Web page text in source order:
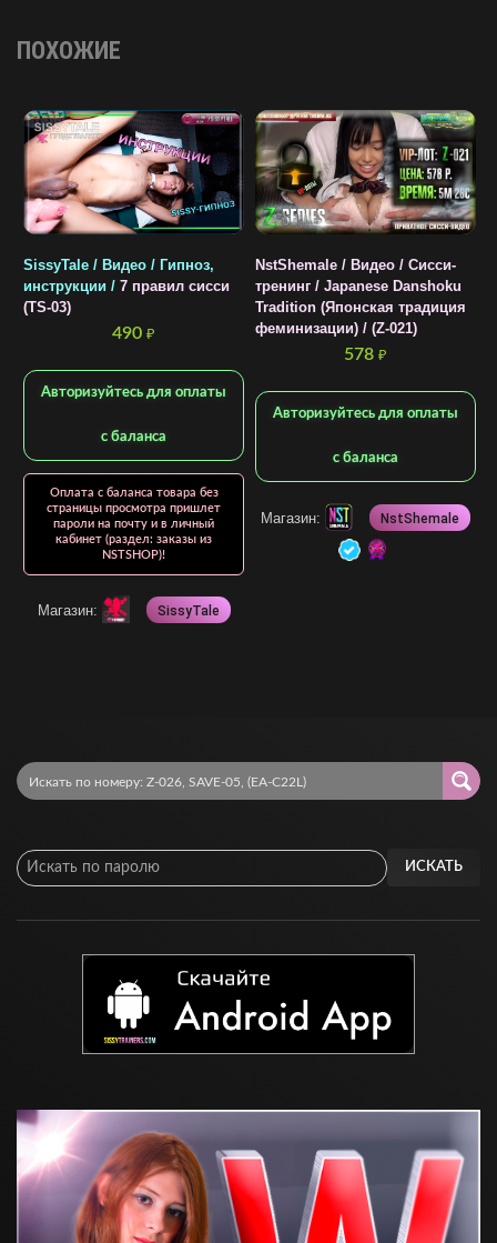
ПОХОЖИЕ
SissyTale / Видео / Гипноз,
инструкции / 7 правил сисси
(TS-03)
490 ₽
Авторизуйтесь для оплаты
с баланса
Оплата с баланса товара без
страницы просмотра пришлет
пароли на почту и в личный
кабинет (раздел: заказы из
NSTSHOP)!
Магазин: SissyTale
NstShemale / Видео / Cисси-
тренинг / Japanese Danshoku
Tradition (Японская традиция
феминизации) / (Z-021)
578 ₽
Авторизуйтесь для оплаты
с баланса
Магазин: NstShemale
ИСКАТЬ